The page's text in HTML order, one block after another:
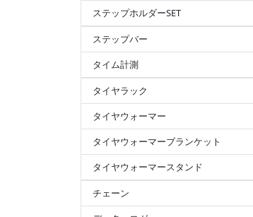
ステップホルダーSET
ステップバー
タイム計測
タイヤラック
タイヤウォーマー
タイヤウォーマーブランケット
タイヤウォーマースタンド
チェーン